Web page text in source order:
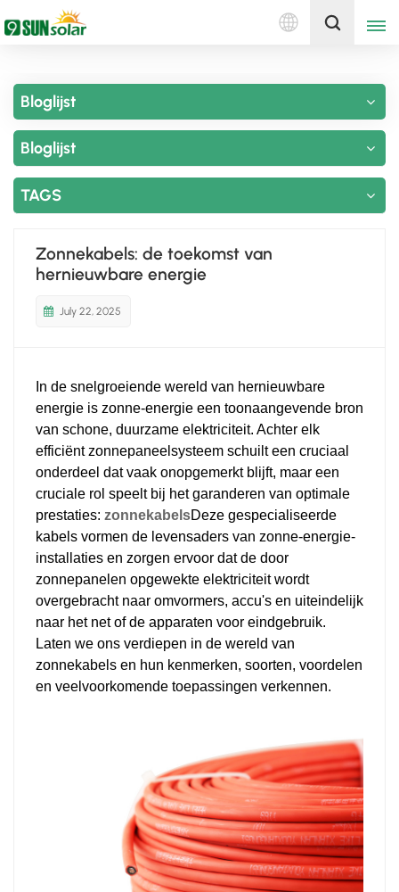
Nederlands
español
العربية
日本語
한국의
Ontvang een offerte
Bloglijst
Bloglijst
TAGS
Zonnekabels: de toekomst van
hernieuwbare energie
July 22, 2025
In de snelgroeiende wereld van hernieuwbare
energie is zonne-energie een toonaangevende bron
van schone, duurzame elektriciteit. Achter elk
efficiënt zonnepaneelsysteem schuilt een cruciaal
onderdeel dat vaak onopgemerkt blijft, maar een
cruciale rol speelt bij het garanderen van optimale
prestaties: zonnekabelsDeze gespecialiseerde
kabels vormen de levensaders van zonne-energie-
installaties en zorgen ervoor dat de door
zonnepanelen opgewekte elektriciteit wordt
overgebracht naar omvormers, accu's en uiteindelijk
naar het net of de apparaten voor eindgebruik.
Laten we ons verdiepen in de wereld van
zonnekabels en hun kenmerken, soorten, voordelen
en veelvoorkomende toepassingen verkennen.